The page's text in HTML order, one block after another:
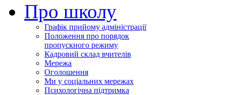
Про школу
Графік прийому адміністрації
Положення про порядок
пропускного режиму
Кадровий склад вчителів
Мережа
Оголошення
Ми у соціальних мережах
Психологічна підтримка